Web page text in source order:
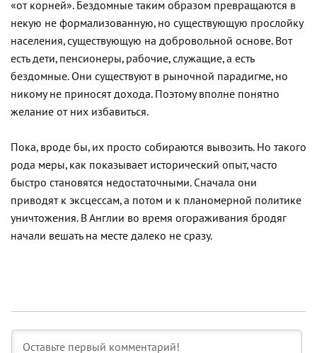
«от корней». Бездомные таким образом превращаются в
некую не формализованную, но существующую прослойку
населения, существующую на добровольной основе. Вот
есть дети, пенсионеры, рабочие, служащие, а есть
бездомные. Они существуют в рыночной парадигме, но
никому не приносят дохода. Поэтому вполне понятно
желание от них избавиться.
Пока, вроде бы, их просто собираются вывозить. Но такого
рода меры, как показывает исторический опыт, часто
быстро становятся недостаточными. Сначала они
приводят к эксцессам, а потом и к планомерной политике
уничтожения. В Англии во время огораживания бродяг
начали вешать на месте далеко не сразу.